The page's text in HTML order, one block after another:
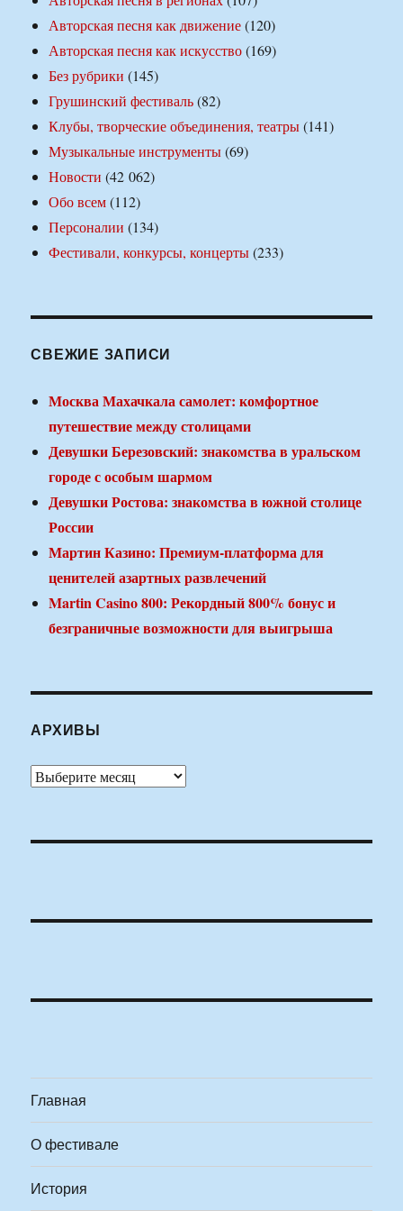
Авторская песня как движение(120)
Авторская песня как искусство(169)
Без рубрики (145)
Грушинский фестиваль(82)
Клубы, творческие объединения, театры(141)
Музыкальные инструменты(69)
Новости (42 062)
Обо всем(112)
Персоналии (134)
Фестивали, конкурсы, концерты(233)
СВЕЖИЕ ЗАПИСИ
Москва Махачкала самолет: комфортное
путешествие между столицами
Девушки Березовский: знакомства в уральском
городе с особым шармом
Девушки Ростова: знакомства в южной столице
России
Мартин Казино: Премиум-платформа для
ценителей азартных развлечений
Martin Casino 800: Рекордный 800% бонус и
безграничные возможности для выигрыша
АРХИВЫ
Архивы
Главная
О фестивале
История